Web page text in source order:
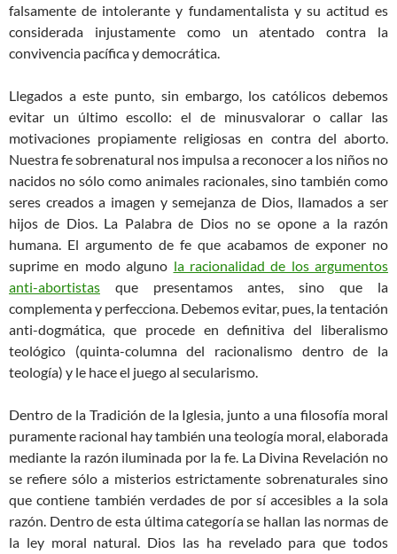
falsamente de intolerante y fundamentalista y su actitud es
considerada injustamente como un atentado contra la
convivencia pacífica y democrática.
Llegados a este punto, sin embargo, los católicos debemos
evitar un último escollo: el de minusvalorar o callar las
motivaciones propiamente religiosas en contra del aborto.
Nuestra fe sobrenatural nos impulsa a reconocer a los niños no
nacidos no sólo como animales racionales, sino también como
seres creados a imagen y semejanza de Dios, llamados a ser
hijos de Dios. La Palabra de Dios no se opone a la razón
humana. El argumento de fe que acabamos de exponer no
suprime en modo alguno la racionalidad de los argumentos
anti-abortistas que presentamos antes, sino que la
complementa y perfecciona. Debemos evitar, pues, la tentación
anti-dogmática, que procede en definitiva del liberalismo
teológico (quinta-columna del racionalismo dentro de la
teología) y le hace el juego al secularismo.
Dentro de la Tradición de la Iglesia, junto a una filosofía moral
puramente racional hay también una teología moral, elaborada
mediante la razón iluminada por la fe. La Divina Revelación no
se refiere sólo a misterios estrictamente sobrenaturales sino
que contiene también verdades de por sí accesibles a la sola
razón. Dentro de esta última categoría se hallan las normas de
la ley moral natural. Dios las ha revelado para que todos